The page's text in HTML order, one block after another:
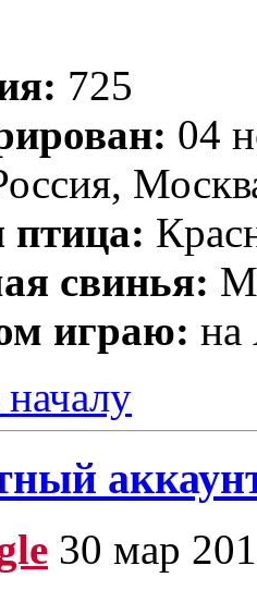
725
04
свинья:
играю: на
30 мар